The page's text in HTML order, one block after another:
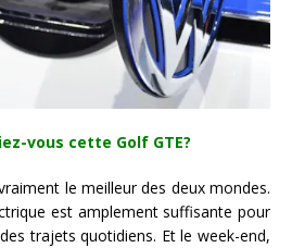
vous cette Golf GTE?
le meilleur des deux mondes.
est amplement suffisante pour
trajets quotidiens. Et le week-end,